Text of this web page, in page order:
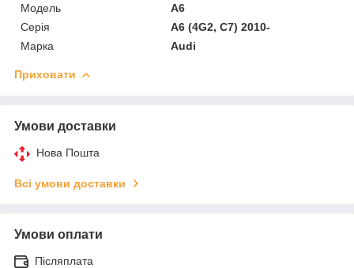
Модель
A6
Серія
A6 (4G2, C7) 2010-
Марка
Audi
Приховати
Умови доставки
Нова Пошта
Всі умови доставки
Умови оплати
Післяплата